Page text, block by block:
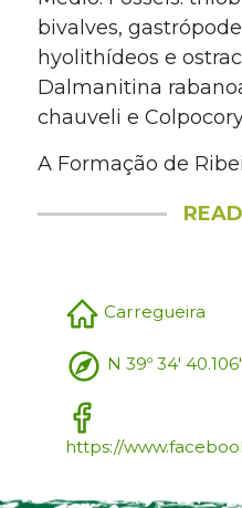
bivalves,
hyolithídeos e
Dalmanitina
chauveli e
A Formação de
Carregueira
N 39º 34'
https://